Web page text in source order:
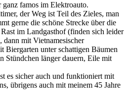
famos im Elektroauto.
der Weg ist Teil des Zieles, man
gerne die schöne Strecke über die
im Landgasthof (finden sich leider
dann mit Vietnamesischer
unter schattigen Bäumen
Stündchen länger dauern, Eile mit
es sicher auch und funktioniert mit
übrigens auch mit meinem 45 Jahre